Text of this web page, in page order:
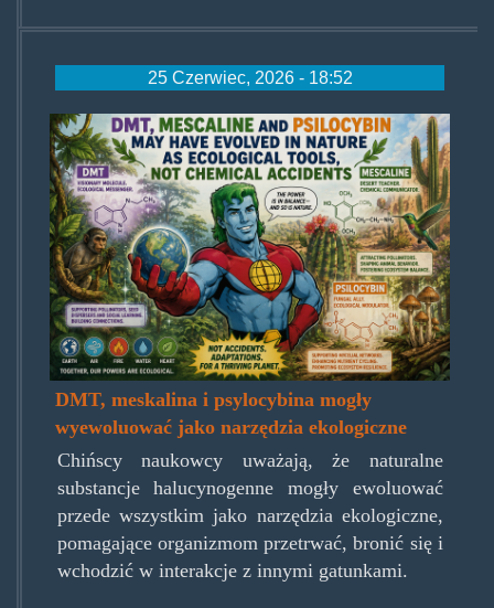
25 Czerwiec, 2026 - 18:52
kapitanplanetaiewolucjanie.jpg
DMT, meskalina i psylocybina mogły
wyewoluować jako narzędzia ekologiczne
Chińscy naukowcy uważają, że naturalne
substancje halucynogenne mogły ewoluować
przede wszystkim jako narzędzia ekologiczne,
pomagające organizmom przetrwać, bronić się i
wchodzić w interakcje z innymi gatunkami.